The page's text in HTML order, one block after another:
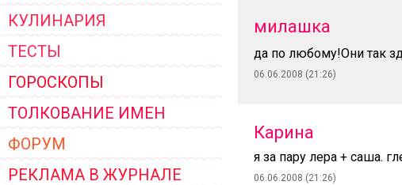
КУЛИНАРИЯ
ТЕСТЫ
ГОРОСКОПЫ
ТОЛКОВАНИЕ ИМЕН
ФОРУМ
РЕКЛАМА В ЖУРНАЛЕ
милашка
да по любому!Они так
06.06.2008 (21:26)
Карина
я за пару лера + саша.
06.06.2008 (21:26)